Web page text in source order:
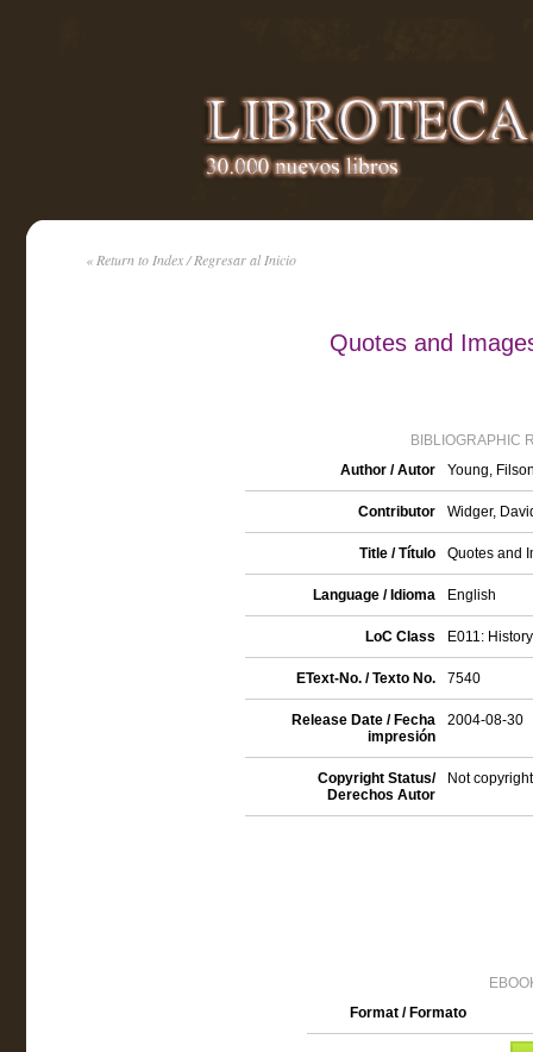
« Return to Index / Regresar al Inicio
Quotes and
BIBLIOGRAPHIC
Author / Autor
Young,
Contributor Widger,
Title / Título Quotes and
Language / Idioma English
LoC Class E011:
EText-No. / Texto No. 7540
Release Date / Fecha
impresión
2004-08-30
Copyright Status/
Derechos Autor
Not
Format / Formato